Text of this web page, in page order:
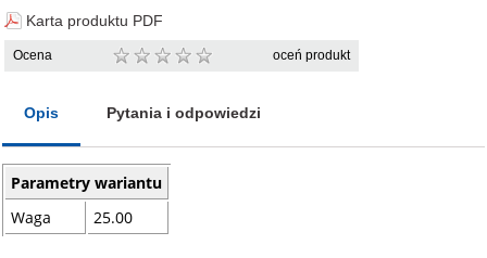
Karta produktu PDF
Ocena oceń produkt
Opis Pytania i odpowiedzi
Parametry wariantu
Waga
25.00